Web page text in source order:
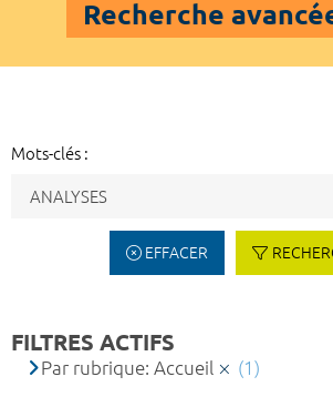
Recherche
Mots-clés :
EFFACER
FILTRES ACTIFS
Par rubrique: Accueil (1)